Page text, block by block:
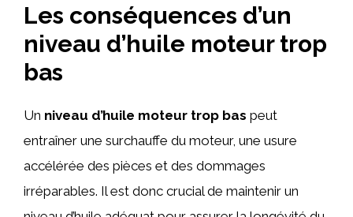
Les conséquences d’un
niveau d’huile moteur trop
bas
Un niveau d’huile moteur trop bas peut
entraîner une surchauffe du moteur, une usure
accélérée des pièces et des dommages
irréparables. Il est donc crucial de maintenir un